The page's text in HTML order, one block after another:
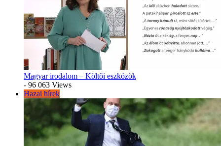
Magyar irodalom – Költői eszközök
- 96 063 Views
Hazai hírek